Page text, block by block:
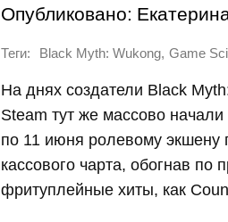
Опубликовано:
Теги: Black Myth: Wukong, Game
На днях создатели Black
Steam тут же массово
по 11 июня ролевому экшену
кассового чарта, обогнав
фритуплейные хиты, как